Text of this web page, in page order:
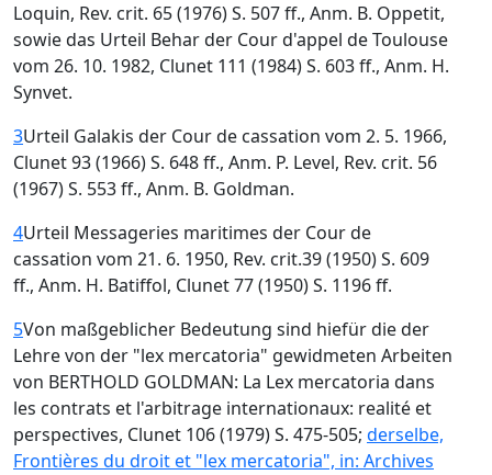
Loquin, Rev. crit. 65 (1976) S. 507 ff., Anm. B. Oppetit,
sowie das Urteil Behar der Cour d'appel de Toulouse
vom 26. 10. 1982, Clunet 111 (1984) S. 603 ff., Anm. H.
Synvet.
3Urteil Galakis der Cour de cassation vom 2. 5. 1966,
Clunet 93 (1966) S. 648 ff., Anm. P. Level, Rev. crit. 56
(1967) S. 553 ff., Anm. B. Goldman.
4Urteil Messageries maritimes der Cour de
cassation vom 21. 6. 1950, Rev. crit.39 (1950) S. 609
ff., Anm. H. Batiffol, Clunet 77 (1950) S. 1196 ff.
5Von maßgeblicher Bedeutung sind hiefür die der
Lehre von der "lex mercatoria" gewidmeten Arbeiten
von BERTHOLD GOLDMAN: La Lex mercatoria dans
les contrats et l'arbitrage internationaux: realité et
perspectives, Clunet 106 (1979) S. 475-505; derselbe,
Frontières du droit et "lex mercatoria", in: Archives